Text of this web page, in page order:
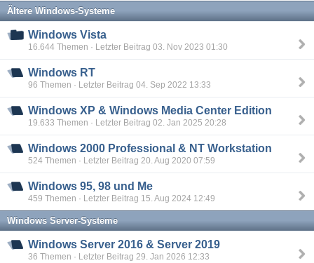
Ältere Windows-Systeme
Windows Vista
16.644 Themen · Letzter Beitrag 03. Nov 2023 01:30
Windows RT
96 Themen · Letzter Beitrag 04. Sep 2022 13:33
Windows XP & Windows Media Center Edition
19.633 Themen · Letzter Beitrag 02. Jan 2025 20:28
Windows 2000 Professional & NT Workstation
524 Themen · Letzter Beitrag 20. Aug 2020 07:59
Windows 95, 98 und Me
459 Themen · Letzter Beitrag 15. Aug 2024 12:49
Windows Server-Systeme
Windows Server 2016 & Server 2019
36 Themen · Letzter Beitrag 29. Jan 2026 12:33